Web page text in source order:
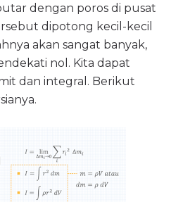
dengan poros di pusat
dipotong kecil-kecil
akan sangat banyak,
nol. Kita dapat
dan integral. Berikut